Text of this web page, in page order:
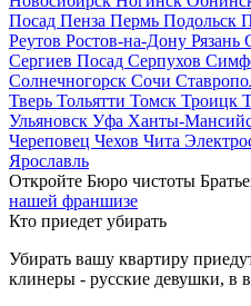
Посад Пенза Пермь Подольск
Реутов Ростов-на-Дону Рязань
Сергиев Посад Серпухов
Солнечногорск Сочи
Тверь Тольятти Томск Троицк
Ульяновск Уфа Ханты-
Череповец Чехов Чита
Ярославль
Откройте Бюро чистоты
нашей франшизе
Кто приедет убирать
Убирать вашу квартиру
клинеры - русские девушки, в